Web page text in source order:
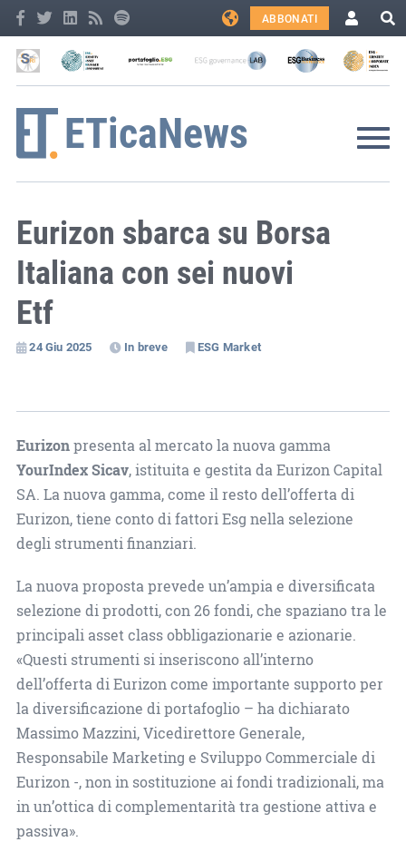
ABBONATI
Eurizon sbarca su Borsa
Italiana con sei nuovi
Etf
24 Giu 2025 In breve ESG Market
Eurizonpresenta al mercato la nuova gamma
YourIndex Sicav, istituita e gestita da Eurizon Capital
SA. La nuova gamma, come il resto dell’offerta di
Eurizon, tiene conto di fattori Esg nella selezione
degli strumenti finanziari.
La nuova proposta prevede un’ampia e diversificata
selezione di prodotti, con 26 fondi, che spaziano tra le
principali asset class obbligazionarie e azionarie.
«Questi strumenti si inseriscono all’interno
dell’offerta di Eurizon come importante supporto per
la diversificazione di portafoglio – ha dichiarato
Massimo Mazzini, Vicedirettore Generale,
Responsabile Marketing e Sviluppo Commerciale di
Eurizon -, non in sostituzione ai fondi tradizionali, ma
in un’ottica di complementarità tra gestione attiva e
passiva».